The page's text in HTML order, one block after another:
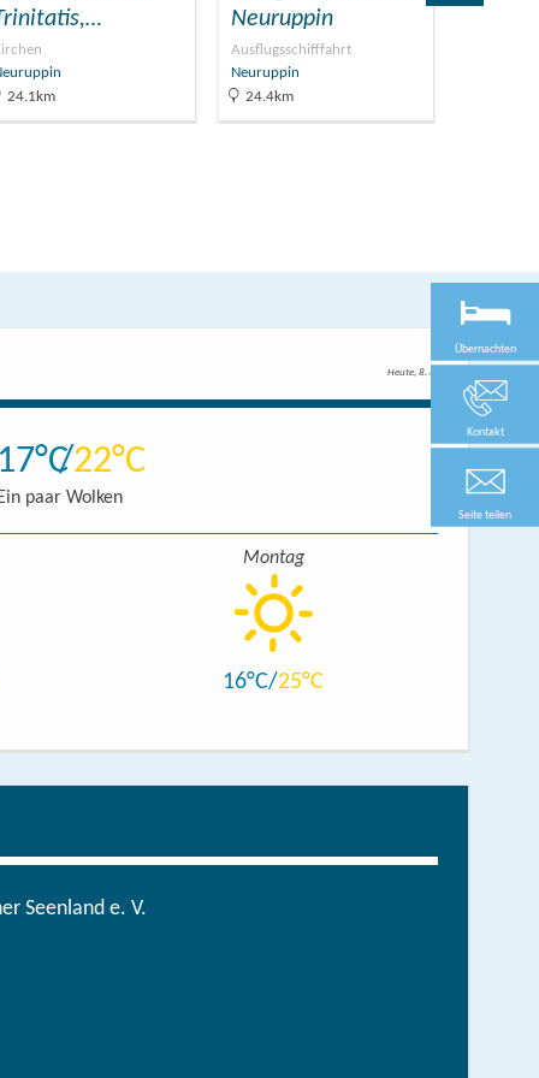
24.1km
Neuruppin
Ausflugsschifffahrt
Neuruppin
24.4km
Heute, 8. 8.
17 22
paar Wolken
Montag
16 25
Seenland e. V.
Übernachten
Kontakt
Seite teilen